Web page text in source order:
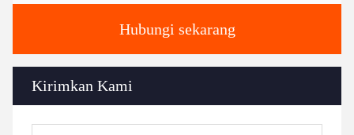
Hubungi sekarang
Kirimkan Kami